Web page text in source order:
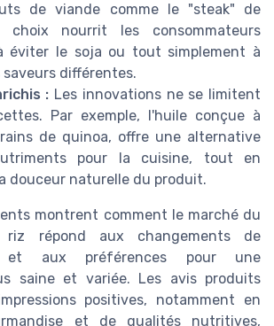
de viande comme le "steak" de
choix nourrit les consommateurs
éviter le soja ou tout simplement à
saveurs différentes.
: Les innovations ne se limitent
Par exemple, l'huile conçue à
de quinoa, offre une alternative
pour la cuisine, tout en
douceur naturelle du produit.
montrent comment le marché du
répond aux changements de
et aux préférences pour une
saine et variée. Les avis produits
positives, notamment en
et de qualités nutritives,